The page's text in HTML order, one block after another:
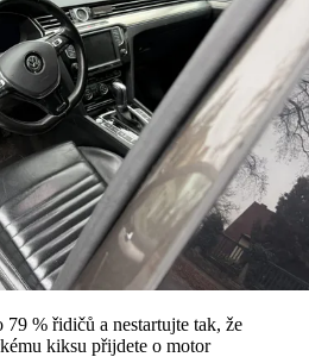
% řidičů a nestartujte tak, že
kiksu přijdete o motor